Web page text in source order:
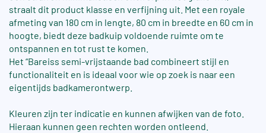
straalt dit product klasse en verfijning uit. Met een royale
afmeting van 180 cm in lengte, 80 cm in breedte en 60 cm in
hoogte, biedt deze badkuip voldoende ruimte om te
ontspannen en tot rust te komen.
Het “Bareiss semi-vrijstaande bad combineert stijl en
functionaliteit en is ideaal voor wie op zoek is naar een
eigentijds badkamerontwerp.
Kleuren zijn ter indicatie en kunnen afwijken van de foto.
Hieraan kunnen geen rechten worden ontleend.